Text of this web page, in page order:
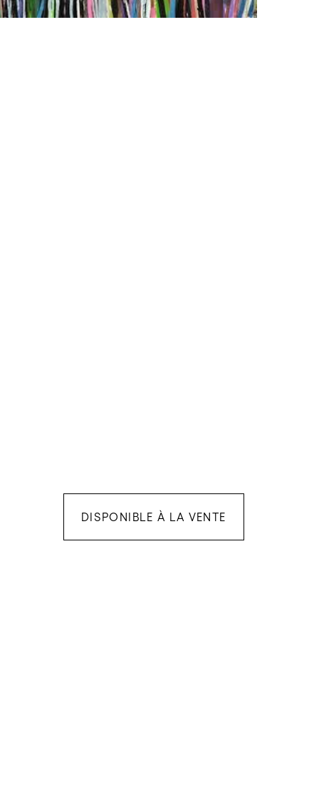
DISPONIBLE À LA VENTE